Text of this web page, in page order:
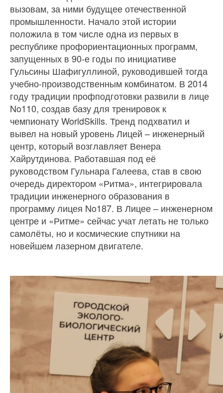
вызовам, за ними будущее отечественной
промышленности. Начало этой истории
положила в том числе одна из первых в
республике профориентационных программ,
запущенных в 90-е годы по инициативе
Гульсины Шафигуллиной, руководившей тогда
учебно-производственным комбинатом. В 2014
году традиции профподготовки развили в лице
No110, создав базу для тренировок к
чемпионату WorldSkills. Тренд подхватил и
вывел на новый уровень Лицей – инженерный
центр, который возглавляет Венера
Хайрутдинова. Работавшая под её
руководством Гульнара Галеева, став в свою
очередь директором «Ритма», интегрировала
традиции инженерного образования в
программу лицея No187. В Лицее – инженерном
центре и «Ритме» сейчас учат летать не только
самолёты, но и космические спутники на
новейшем лазерном двигателе.